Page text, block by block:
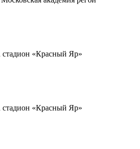
стадион «Красный Яр»
стадион «Красный Яр»